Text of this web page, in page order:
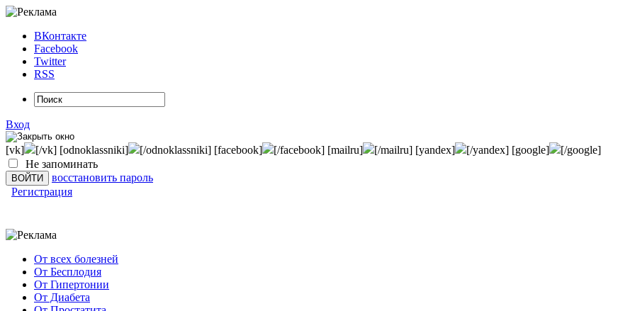
ВКонтакте
Facebook
Twitter
RSS
Вход
[vk] [/vk] [odnoklassniki] [/odnoklassniki] [facebook] [/facebook] [mailru] [/mailru] [yandex] [/yandex] [google]
[/google]
Не запоминать
восстановить пароль
Регистрация
От всех болезней
От Бесплодия
От Гипертонии
От Диабета